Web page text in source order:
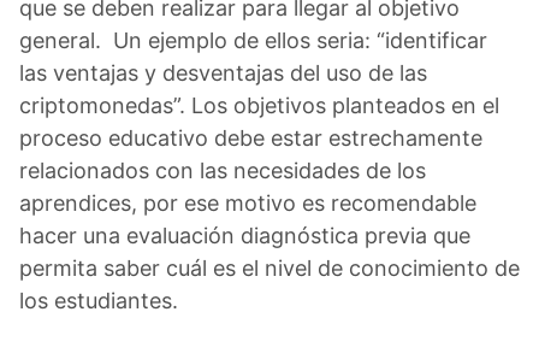
que se deben realizar para llegar al objetivo
general. Un ejemplo de ellos seria: “identificar
las ventajas y desventajas del uso de las
criptomonedas”. Los objetivos planteados en el
proceso educativo debe estar estrechamente
relacionados con las necesidades de los
aprendices, por ese motivo es recomendable
hacer una evaluación diagnóstica previa que
permita saber cuál es el nivel de conocimiento de
los estudiantes.